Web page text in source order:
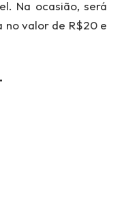
Na ocasião, será
no valor de R$20 e